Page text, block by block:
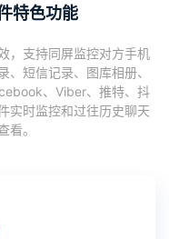
特色功能
，支持同屏监控对方手机
短信记录、图库相册、
、Viber、推特、抖
实时监控和过往历史聊天
看。